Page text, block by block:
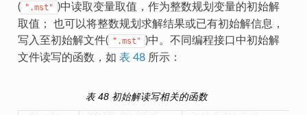
( ".mst" )中读取变量取值，作为整数规划变量的初始解
取值； 也可以将整数规划求解结果或已有初始解信息，
写入至初始解文件( ".mst" )中。不同编程接口中初始解
文件读写的函数，如 表 48所示：
表 48 初始解读写相关的函数